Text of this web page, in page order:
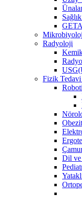
Radyoloji
Fizik
Dil ve